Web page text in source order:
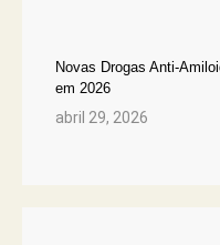
Novas Drogas Anti-
em 2026
abril 29, 2026